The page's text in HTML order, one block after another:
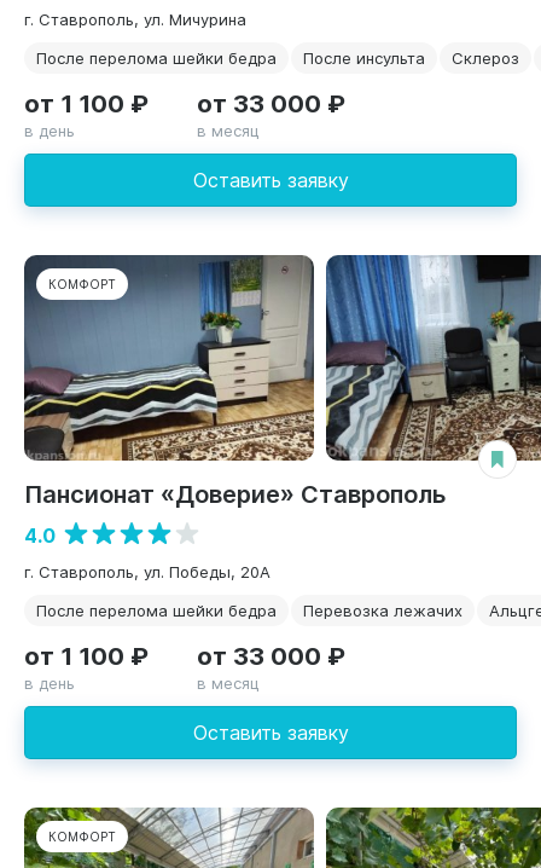
г. Ставрополь, ул. Мичурина
После перелома шейки бедра
После инсульта Склероз
Оставить заявку
от 1 100 ₽
в день
от 33 000 ₽
в месяц
КОМФОРТ
Пансионат «Доверие» Ставрополь
4.0
г. Ставрополь, ул. Победы, 20А
После перелома шейки бедра
Перевозка лежачих
Оставить заявку
от 1 100 ₽
в день
от 33 000 ₽
в месяц
КОМФОРТ